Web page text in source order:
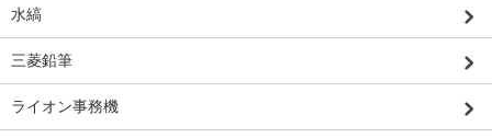
水縞
三菱鉛筆
ライオン事務機